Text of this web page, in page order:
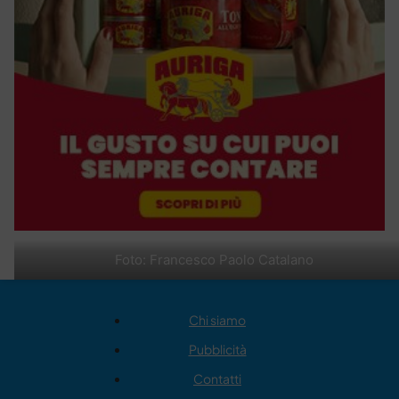
Foto: Francesco Paolo Catalano
Chi siamo
Pubblicità
Contatti